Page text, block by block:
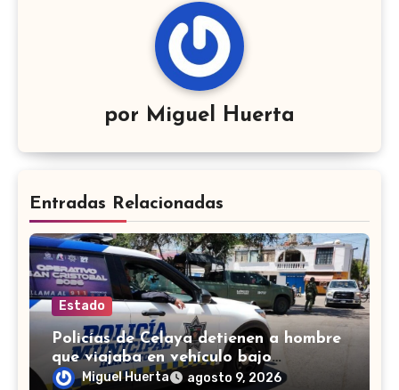
por Miguel Huerta
Entradas Relacionadas
Estado
Policías de Celaya detienen a hombre
que viajaba en vehículo bajo
investigación
Miguel Huerta agosto 9, 2026